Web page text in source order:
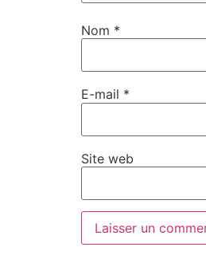
Nom *
E-mail *
Site web